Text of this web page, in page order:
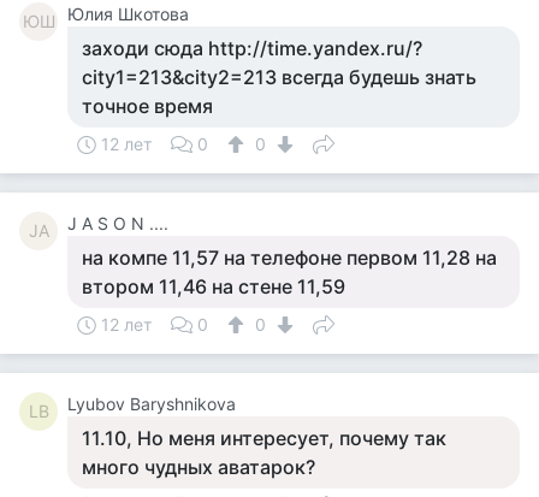
ЮШ Юлия Шкотова
заходи сюда http://time.yandex.ru/?
city1=213&city2=213 всегда будешь знать
точное время
12 лет 0 0
JA J A S O N ....
на компе 11,57 на телефоне первом 11,28 на
втором 11,46 на стене 11,59
12 лет 0 0
LB Lyubov Baryshnikova
11.10, Но меня интересует, почему так
много чудных аватарок?